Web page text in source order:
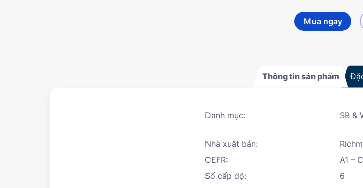
Mua ngay
Thông tin sản phẩm
Danh mục: SB &
Nhà xuất bản:
CEFR:
A1 –
Số cấp độ:
6